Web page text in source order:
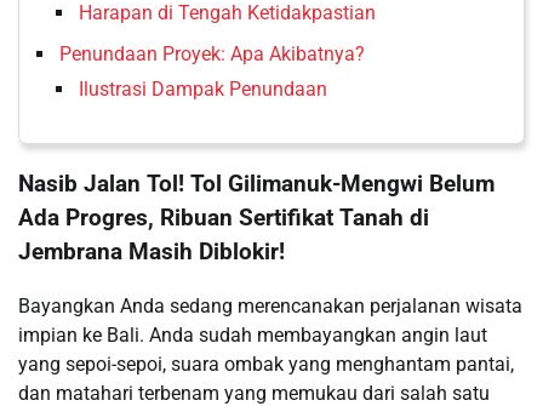
Harapan di Tengah Ketidakpastian
Penundaan Proyek: Apa Akibatnya?
Ilustrasi Dampak Penundaan
Nasib Jalan Tol! Tol Gilimanuk-Mengwi Belum
Ada Progres, Ribuan Sertifikat Tanah di
Jembrana Masih Diblokir!
Bayangkan Anda sedang merencanakan perjalanan wisata
impian ke Bali. Anda sudah membayangkan angin laut
yang sepoi-sepoi, suara ombak yang menghantam pantai,
dan matahari terbenam yang memukau dari salah satu